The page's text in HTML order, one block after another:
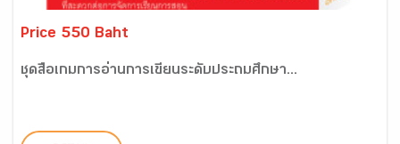
Price 550 Baht
ชุดสื่อเกมการอ่านการเขียนระดับประถมศึกษา...